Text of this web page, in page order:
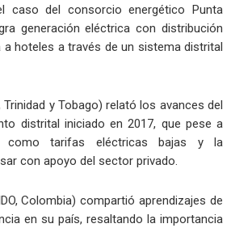
caso del consorcio energético Punta
generación eléctrica con distribución
a hoteles a través de un sistema distrital
Trinidad y Tobago) relató los avances del
distrital iniciado en 2017, que pese a
como tarifas eléctricas bajas y la
con apoyo del sector privado.
Colombia) compartió aprendizajes de
en su país, resaltando la importancia